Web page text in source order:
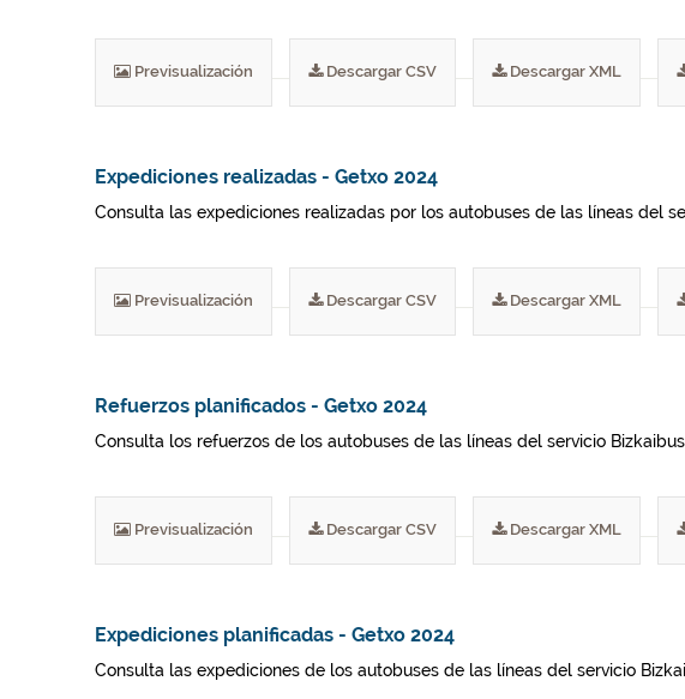
Previsualización Descargar CSV Descargar XML
Expediciones realizadas - Getxo 2024
Consulta las expediciones realizadas por los autobuses de las líneas del
Previsualización Descargar CSV Descargar XML
Refuerzos planificados - Getxo 2024
Consulta los refuerzos de los autobuses de las líneas del servicio
Previsualización Descargar CSV Descargar XML
Expediciones planificadas - Getxo 2024
Consulta las expediciones de los autobuses de las líneas del servicio